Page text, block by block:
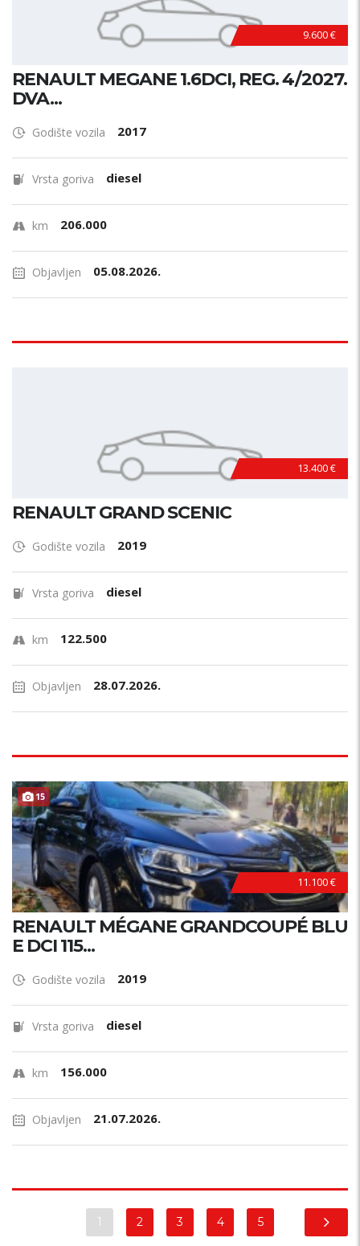
9.600 €
RENAULT MEGANE 1.6DCI, REG. 4/2027.
DVA...
Godište vozila 2017
Vrsta goriva diesel
km 206.000
Objavljen 05.08.2026.
13.400 €
RENAULT GRAND SCENIC
Godište vozila 2019
Vrsta goriva diesel
km 122.500
Objavljen 28.07.2026.
15
11.100 €
RENAULT MÉGANE GRANDCOUPÉ BLU
E DCI 115...
Godište vozila 2019
Vrsta goriva diesel
km 156.000
Objavljen 21.07.2026.
1 2 3 4 5